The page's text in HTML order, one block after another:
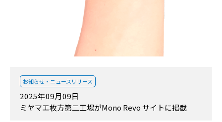
2025年09月09日
お知らせ・ ニュースリリース
ミヤマエ枚方第二工場がMono Revo サイトに掲載